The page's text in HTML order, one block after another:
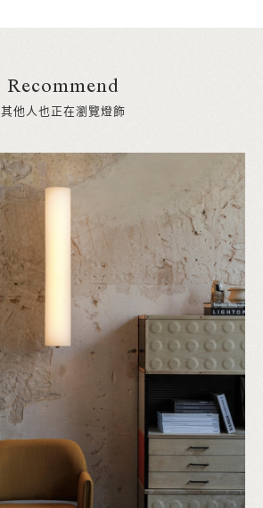
Recommend
其他人也正在瀏覽燈飾